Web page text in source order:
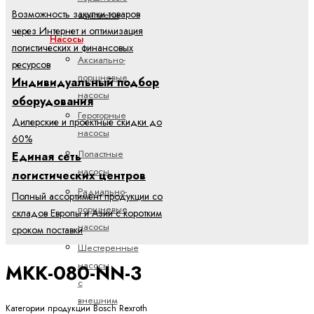
двигатели
Насосы
Аксиально-
поршневые
насосы
Героторные
насосы
Лопастные
насосы
Радиально-
поршневые
насосы
Шестеренные
насосы
с
внешним
Возможность закупки товаров
через Интернет и оптимизация
логистических и финансовых
ресурсов
Индивидуальный подбор
оборудования
Дилерские и проектные скидки до
60%
Единая сеть
логистических центров
Полный ассортимент продукции со
складов Европы и Азии с коротким
сроком поставки
MKK-080-NN-3
Категории продукции Bosch Rexroth